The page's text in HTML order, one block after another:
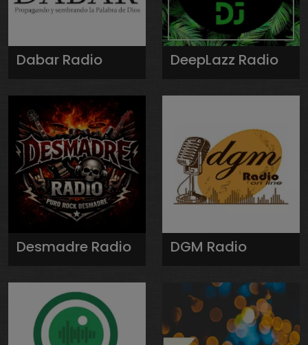
Dabar Radio DeepLazz Radio
Desmadre Radio DGM Radio